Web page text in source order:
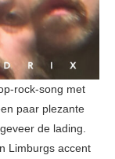
rock-song met
paar plezante
de lading.
Limburgs accent